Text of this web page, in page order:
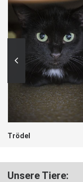
Trödel
Unsere Tiere: